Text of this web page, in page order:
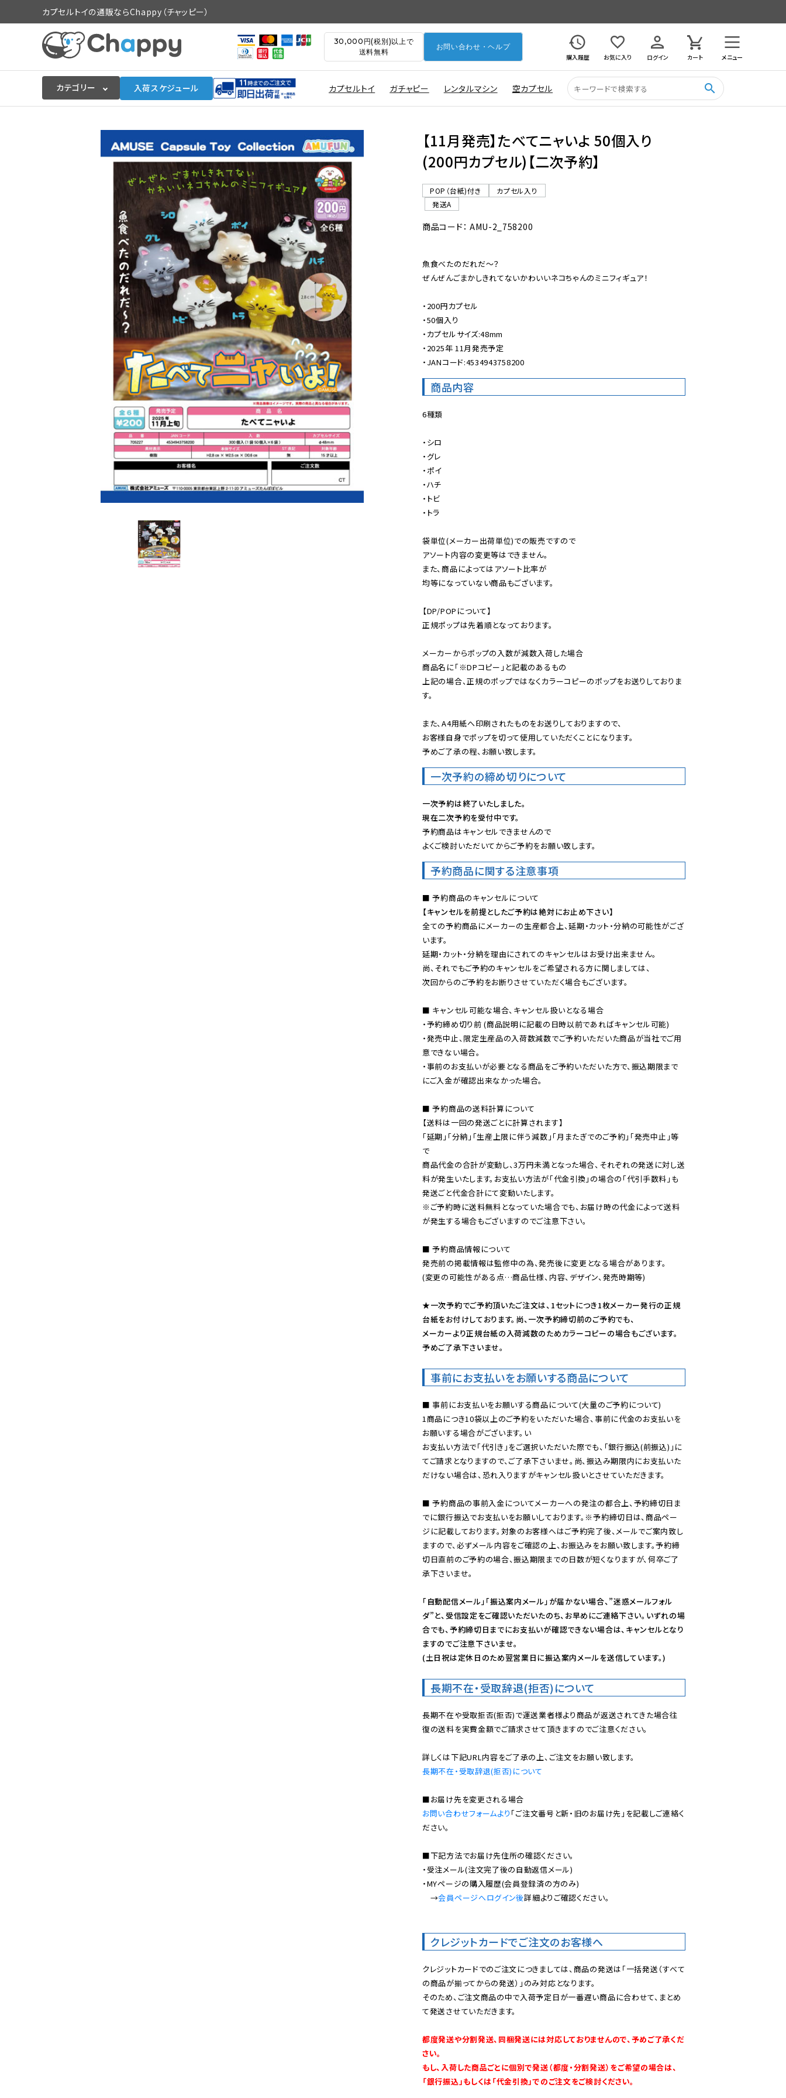
カプセルトイの通販ならChappy（チャッピー）
30,000円(税別)以上で
送料無料
お問い合わせ・ヘルプ
購入履歴
お気に入り ログイン カート メニュー
カテゴリー 入荷スケジュール カプセルトイ ガチャピー レンタルマシン 空カプセル search
入荷スケジュールをチェック
カプセルトイマシン本体
よくあるご質問
ご利用ガイド
06-6282-7659
【11月発売】たべてニャいよ 50個入り
(200円カプセル)【二次予約】
POP（台紙)付き
カプセル入り
発送A
商品コード： AMU-2_758200
魚食べたのだれだ〜？
ぜんぜんごまかしきれてないかわいいネコちゃんのミニフィギュア！
・200円カプセル
・50個入り
・カプセルサイズ:48mm
・2025年 11月発売予定
・JANコード:4534943758200
商品内容
6種類
・シロ
・グレ
・ポイ
・ハチ
・トビ
・トラ
袋単位(メーカー出荷単位)での販売ですので
アソート内容の変更等はできません。
また、商品によってはアソート比率が
均等になっていない商品もございます。
【DP/POPについて】
正規ポップは先着順となっております。
メーカーからポップの入数が減数入荷した場合
商品名に「※DPコピー」と記載のあるもの
上記の場合、正規のポップではなくカラーコピーのポップをお送りしておりま
す。
また、A4用紙へ印刷されたものをお送りしておりますので、
お客様自身でポップを切って使用していただくことになります。
予めご了承の程、お願い致します。
一次予約の締め切りについて
一次予約は終了いたしました。
現在二次予約を受付中です。
予約商品はキャンセルできませんので
よくご検討いただいてからご予約をお願い致します。
予約商品に関する注意事項
【キャンセルを前提としたご予約は絶対にお止め下さい】
全ての予約商品にメーカーの生産都合上、延期・カット・分納の可能性がござ
います。
延期・カット・分納を理由にされてのキャンセルはお受け出来ません。
尚、それでもご予約のキャンセルをご希望される方に関しましては、
次回からのご予約をお断りさせていただく場合もございます。
■ キャンセル可能な場合、キャンセル扱いとなる場合
・予約締め切り前 (商品説明に記載の日時以前であればキャンセル可能)
・発売中止、限定生産品の入荷数減数でご予約いただいた商品が当社でご用
意できない場合。
・事前のお支払いが必要となる商品をご予約いただいた方で、振込期限まで
にご入金が確認出来なかった場合。
■ 予約商品の送料計算について
【送料は一回の発送ごとに計算されます】
「延期」「分納」「生産上限に伴う減数」「月またぎでのご予約」「発売中止」等
で
商品代金の合計が変動し、3万円未満となった場合、それぞれの発送に対し送
料が発生いたします。お支払い方法が「代金引換」の場合の「代引手数料」も
※ご予約時に送料無料となっていた場合でも、お届け時の代金によって送料
が発生する場合もございますのでご注意下さい。
■ 予約商品情報について
発売前の掲載情報は監修中の為、発売後に変更となる場合があります。
(変更の可能性がある点…商品仕様、内容、デザイン、発売時期等)
★一次予約でご予約頂いたご注文は、1セットにつき1枚メーカー発行の正規
台紙をお付けしております。尚、一次予約締切前のご予約でも、
メーカーより正規台紙の入荷減数のためカラーコピーの場合もございます。
予めご了承下さいませ。
事前にお支払いをお願いする商品について
■ 事前にお支払いをお願いする商品について(大量のご予約について)
1商品につき10袋以上のご予約をいただいた場合、事前に代金のお支払いを
お願いする場合がございます。い
お支払い方法で「代引き」をご選択いただいた際でも、「銀行振込(前振込)」に
てご請求となりますので、ご了承下さいませ。尚、振込み期限内にお支払いた
だけない場合は、恐れ入りますがキャンセル扱いとさせていただきます。
■ 予約商品の事前入金についてメーカーへの発注の都合上、予約締切日ま
でに銀行振込でお支払いをお願いしております。※予約締切日は、商品ペー
ジに記載しております。対象のお客様へはご予約完了後、メールでご案内致し
ますので、必ずメール内容をご確認の上、お振込みをお願い致します。予約締
切日直前のご予約の場合、振込期限までの日数が短くなりますが、何卒ご了
承下さいませ。
「自動配信メール」「振込案内メール」が届かない場合、”迷惑メールフォル
ダ”と、受信設定をご確認いただいたのち、お早めにご連絡下さい。いずれの場
合でも、予約締切日までにお支払いが確認できない場合は、キャンセルとなり
ますのでご注意下さいませ。
(土日祝は定休日のため翌営業日に振込案内メールを送信しています。)
長期不在・受取辞退(拒否)について
長期不在や受取拒否(拒否)で運送業者様より商品が返送されてきた場合往
復の送料を実費金額でご請求させて頂きますのでご注意ください。
長期不在・受取辞退(拒否)について
お問い合わせフォームより 「ご注文番号と新・旧のお届け先」を記載しご連絡く
ださい。
■下記方法でお届け先住所の確認ください。
・受注メール(注文完了後の自動返信メール)
・MYページの購入履歴(会員登録済の方のみ)
→会員ページへログイン後詳細よりご確認ください。
クレジットカードでご注文のお客様へ
クレジットカードでのご注文につきましては、商品の発送は「一括発送（すべて
の商品が揃ってからの発送）」のみ対応となります。
そのため、ご注文商品の中で入荷予定日が一番遅い商品に合わせて、まとめ
て発送させていただきます。
都度発送や分割発送、同梱発送には対応しておりませんので、予めご了承くだ
さい。
もし、入荷した商品ごとに個別で発送（都度・分割発送）をご希望の場合は、
「銀行振込」もしくは「代金引換」でのご注文をご検討ください。